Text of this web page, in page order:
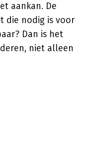
aankan. De
die nodig is voor
Dan is het
niet alleen